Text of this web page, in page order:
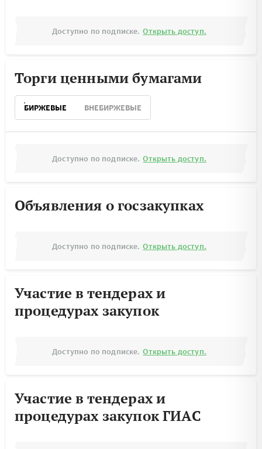
Доступно по подписке. Открыть доступ.
Торги ценными бумагами
БИРЖЕВЫЕ ВНЕБИРЖЕВЫЕ
Доступно по подписке. Открыть доступ.
Объявления о госзакупках
Доступно по подписке. Открыть доступ.
Участие в тендерах и
процедурах закупок
Доступно по подписке. Открыть доступ.
Участие в тендерах и
процедурах закупок ГИАС